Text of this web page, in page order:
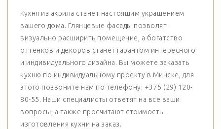
Кухня из акрила станет настоящим украшением
вашего дома. Глянцевые фасады позволят
визуально расширить помещение, а богатство
оттенков и декоров станет гарантом интересного
и индивидуального дизайна. Вы можете заказать
кухню по индивидуальному проекту в Минске, для
этого позвоните нам по телефону: +375 (29) 120-
80-55. Наши специалисты ответят на все ваши
вопросы, а также просчитают стоимость
изготовления кухни на заказ.